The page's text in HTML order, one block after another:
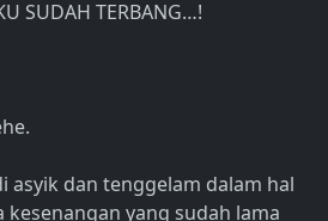
SUDAH TERBANG…!
asyik dan tenggelam dalam hal
yang sudah lama